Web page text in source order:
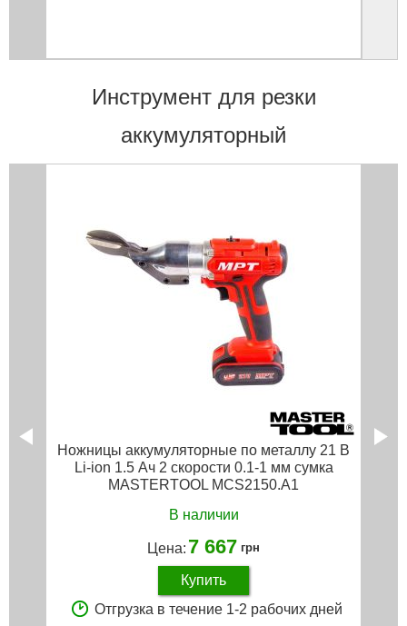
Инструмент для резки
аккумуляторный
Ножницы аккумуляторные по металлу 21 В
Li-ion 1.5 Ач 2 скорости 0.1-1 мм сумка
MASTERTOOL MCS2150.A1
В наличии
Цена: 7 667 грн
Купить
Отгрузка в течение 1-2 рабочих дней